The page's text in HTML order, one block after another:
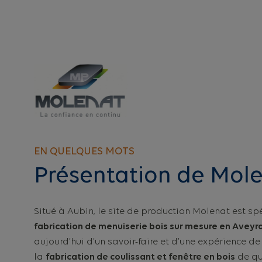
EN QUELQUES MOTS
Présentation de
Situé à Aubin, le site de production Molenat est
fabrication de menuiserie bois sur mesure en
aujourd’hui d’un savoir-faire et d’une expérience
la fabrication de coulissant et fenêtre en bois de